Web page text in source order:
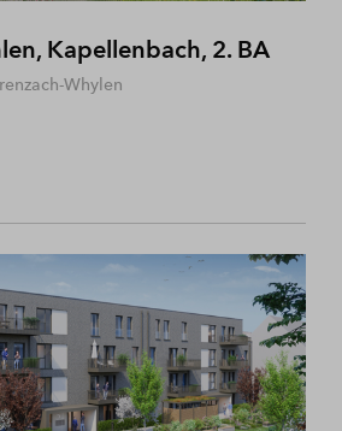
Kapellenbach, 2. BA
Whylen